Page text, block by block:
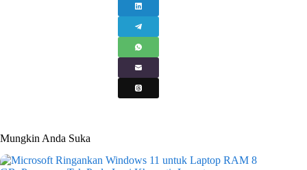
Mungkin Anda Suka